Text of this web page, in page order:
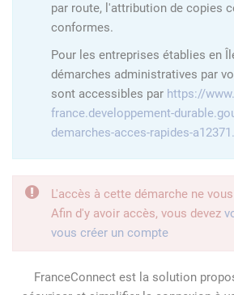
par route, l'attribution de copies
conformes.
Pour les entreprises établies en
démarches administratives par
sont accessibles par https://
france.developpement-
demarches-acces-rapides-
L'accès à cette démarche ne
Afin d'y avoir accès, vous devez
vous créer un compte
FranceConnect est la solution